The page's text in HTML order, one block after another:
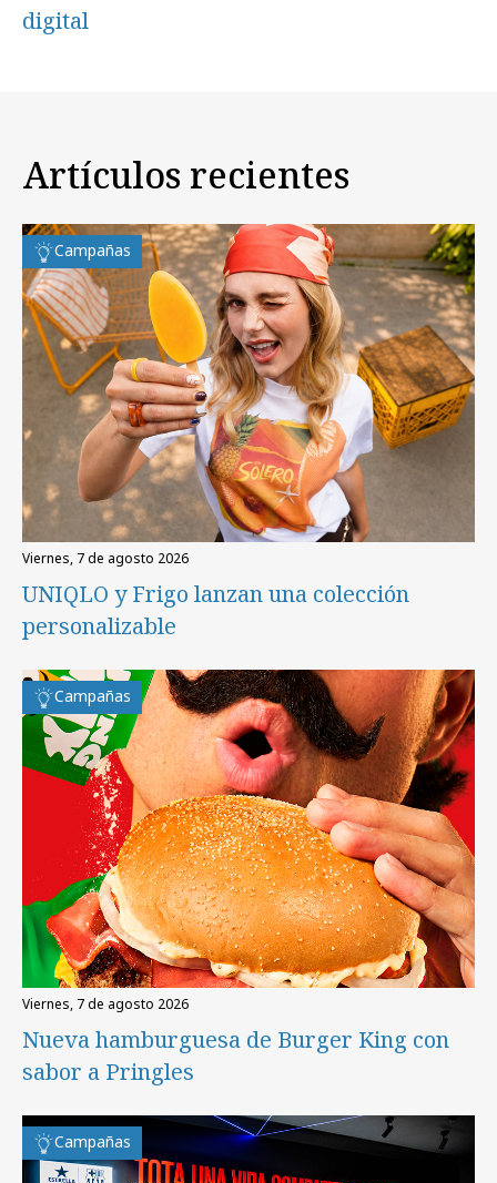
digital
Artículos recientes
Campañas
viernes, 7 de agosto 2026
UNIQLO y Frigo lanzan una colección
personalizable
Campañas
viernes, 7 de agosto 2026
Nueva hamburguesa de Burger King con
sabor a Pringles
Campañas